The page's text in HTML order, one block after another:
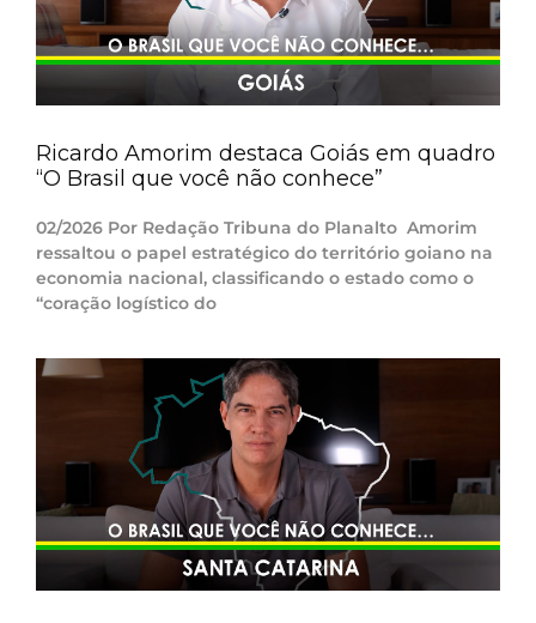
Ricardo Amorim destaca Goiás em quadro
“O Brasil que você não conhece”
02/2026 Por Redação Tribuna do Planalto Amorim
ressaltou o papel estratégico do território goiano na
economia nacional, classificando o estado como o
“coração logístico do